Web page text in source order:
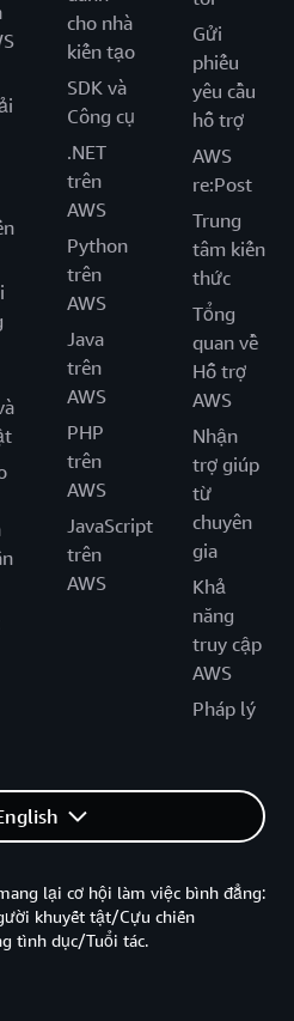
cho nhà
kiến tạo
SDK và
Công cụ
.NET
trên
AWS
Python
trên
AWS
Java
trên
AWS
PHP
trên
AWS
JavaScript
trên
AWS
Gửi
phiếu
yêu cầu
hỗ trợ
AWS
re:Post
Trung
tâm kiến
thức
Tổng
quan về
Hỗ trợ
AWS
Nhận
trợ giúp
từ
chuyên
gia
Khả
năng
truy cập
AWS
Pháp lý
lại cơ hội làm việc bình đẳng:
khuyết tật/Cựu chiến
tình dục/Tuổi tác.